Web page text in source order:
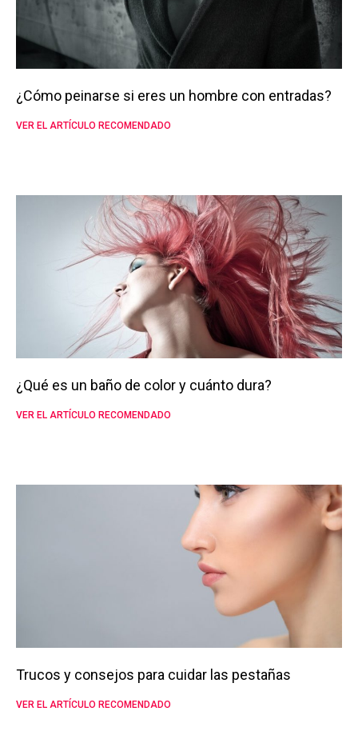
¿Cómo peinarse si eres un hombre con entradas?
VER EL ARTÍCULO RECOMENDADO
¿Qué es un baño de color y cuánto dura?
VER EL ARTÍCULO RECOMENDADO
Trucos y consejos para cuidar las pestañas
VER EL ARTÍCULO RECOMENDADO